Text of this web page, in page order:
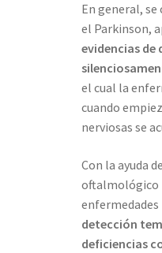
En general,
el Parkinson,
evidencias de
el cual la
cuando
nerviosas se
Con la ayuda
oftalmológico
enfermedades
detección
deficiencias